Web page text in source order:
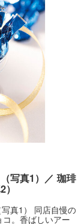
写真1）／ 珈琲
真1） 同店自慢の
。香ばしいアー